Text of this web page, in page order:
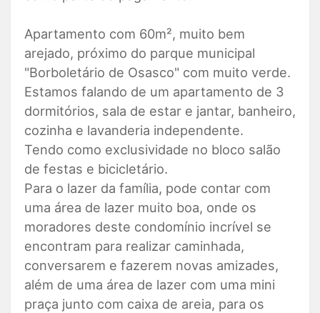
Apartamento com 60m², muito bem
arejado, próximo do parque municipal
"Borboletário de Osasco" com muito verde.
Estamos falando de um apartamento de 3
dormitórios, sala de estar e jantar, banheiro,
cozinha e lavanderia independente.
Tendo como exclusividade no bloco salão
de festas e bicicletário.
Para o lazer da família, pode contar com
uma área de lazer muito boa, onde os
moradores deste condomínio incrível se
encontram para realizar caminhada,
conversarem e fazerem novas amizades,
além de uma área de lazer com uma mini
praça junto com caixa de areia, para os